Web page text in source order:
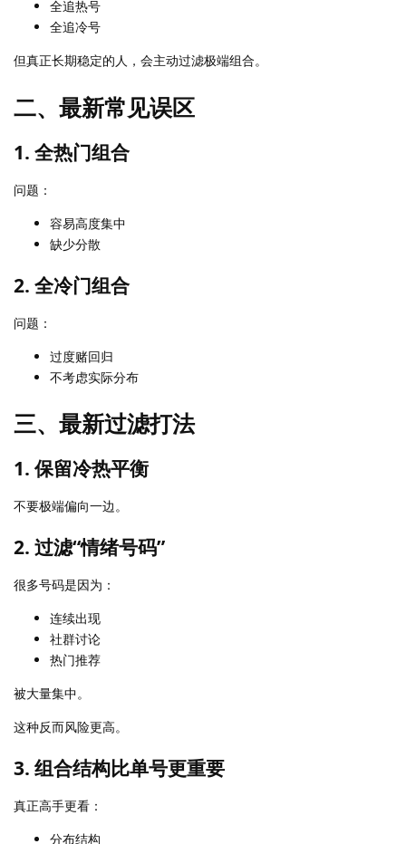
全追热号
全追冷号
但真正长期稳定的人，会主动过滤极端组合。
二、最新常见误区
1. 全热门组合
问题：
容易高度集中
缺少分散
2. 全冷门组合
问题：
过度赌回归
不考虑实际分布
三、最新过滤打法
1. 保留冷热平衡
不要极端偏向一边。
2. 过滤“情绪号码”
很多号码是因为：
连续出现
社群讨论
热门推荐
被大量集中。
这种反而风险更高。
3. 组合结构比单号更重要
真正高手更看：
分布结构